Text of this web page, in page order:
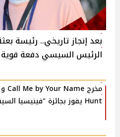
بعد إنجاز تاريخي.. رئيسة
الرئيس السيسي دفعة قوية
Hunt يفوز بجائزة "فينيسيا السينمائي"